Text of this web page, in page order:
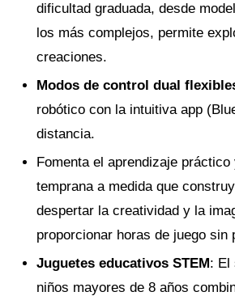
dificultad graduada, desde
los más complejos, permite
creaciones.
Modos de control dual
robótico con la intuitiva app
distancia.
Fomenta el aprendizaje
temprana a medida que
despertar la creatividad y la
proporcionar horas de juego sin
Juguetes educativos STEM: El
niños mayores de 8 años